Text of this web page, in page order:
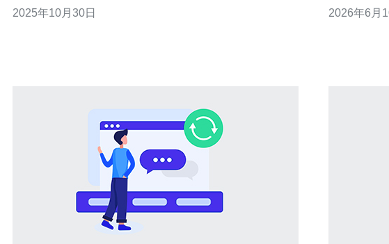
优质的售后服务，确保客户在使用过程中无后顾之忧。 优
2025年10月30日
时间、吞吐
2026年6月